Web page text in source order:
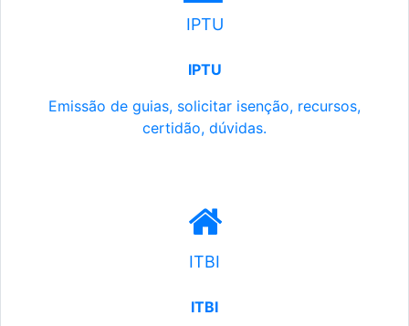
IPTU
IPTU
Emissão de guias, solicitar isenção, recursos,
certidão, dúvidas.
ITBI
ITBI